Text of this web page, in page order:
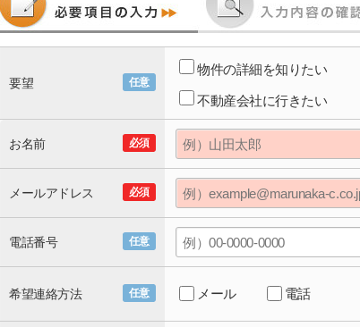
任意
要望
物件の詳細を知りたい
不動産会社に行きたい
必須
お名前
必須
メールアドレス
任意
電話番号
任意
希望連絡方法 メール 電話